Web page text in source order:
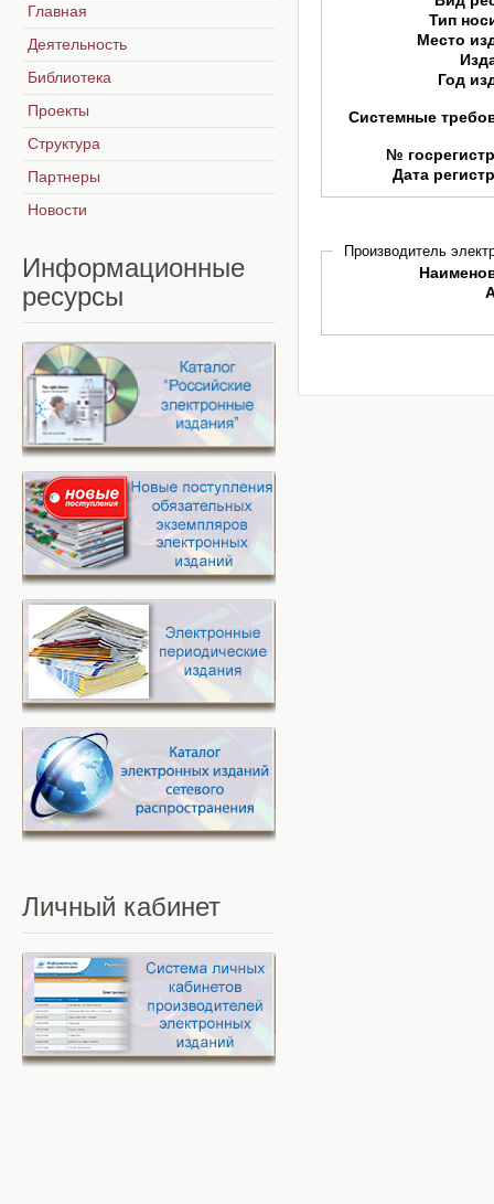
Тип
Место
Год
Системные
№
Дата
Производитель
Главная
Деятельность
Библиотека
Проекты
Структура
Партнеры
Новости
Информационные
ресурсы
Личный кабинет